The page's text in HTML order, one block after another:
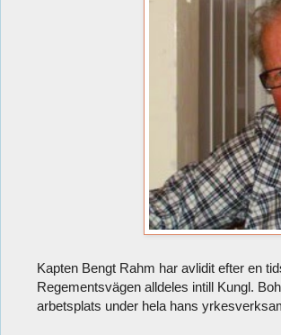
Kapten Bengt Rahm har avlidit efter en
Regementsvägen alldeles intill Kungl.
arbetsplats under hela hans